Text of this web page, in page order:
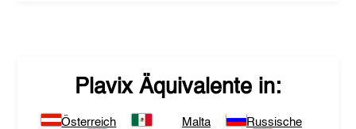
PlavixÄquivalente in:
Österreich
Malta
Russische